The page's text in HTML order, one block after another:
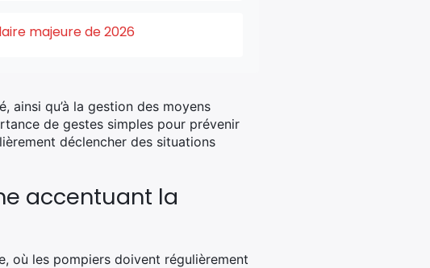
majeure de 2026
ainsi qu’à la gestion des moyens
de gestes simples pour prévenir
déclencher des situations
accentuant la
où les pompiers doivent régulièrement